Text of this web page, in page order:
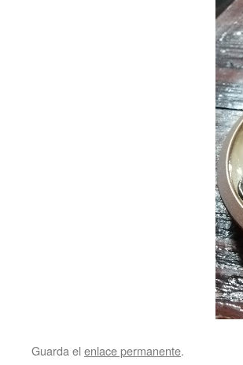
Guarda el enlace permanente.